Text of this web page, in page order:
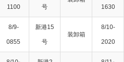
1100 号 1630
8/9-
0855
新港15
号
装卸箱
8/10-
2020